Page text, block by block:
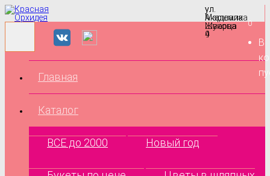
ул.
Маршала
Жукова
9
ул.
Академика
Шварца
4
0
В
Главная
Каталог
ВСЕ до 2000 Новый год